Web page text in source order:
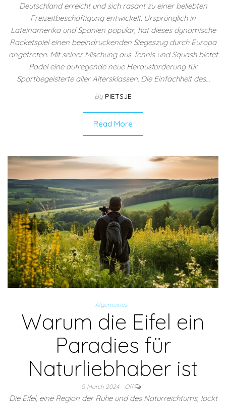
Deutschland erreicht und sich rasant zu einer beliebten
Freizeitbeschäftigung entwickelt. Ursprünglich in
Lateinamerika und Spanien populär, hat dieses dynamische
Racketspiel einen beeindruckenden Siegeszug durch Europa
angetreten. Mit seiner Mischung aus Tennis und Squash bietet
Padel eine aufregende neue Herausforderung für
Sportbegeisterte aller Altersklassen. Die Einfachheit des…
By PIETSJE
Read More
Algemeines
Warum die Eifel ein
Paradies für
Naturliebhaber ist
5. March 2024 Off
Die Eifel, eine Region der Ruhe und des Naturreichtums, lockt